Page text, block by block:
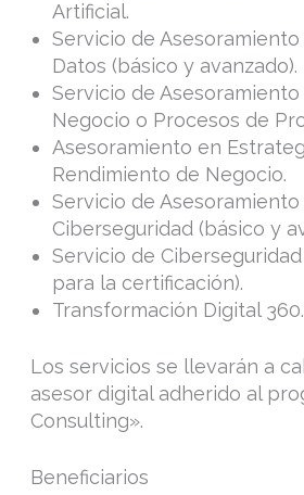
Artificial.
Servicio de Asesoramiento
Datos (básico y avanzado).
Servicio de
Negocio o Procesos de
Asesoramiento en
Rendimiento de Negocio.
Servicio de Asesoramiento
Ciberseguridad (básico y
Servicio de
para la certificación).
Transformación Digital 360.
Los servicios se llevarán a
asesor digital adherido al
Consulting».
Beneficiarios